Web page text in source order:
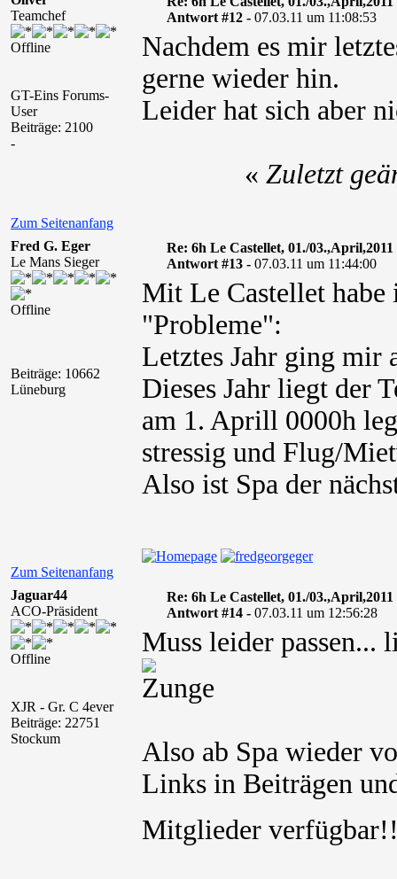
Teamchef
Offline
GT-Eins Forums-
User
Beiträge: 2100
-
Antwort #12 - 07.03.11 um 11:08:53
Nachdem es mir
gerne wieder hin.
Leider hat sich aber
Zum Seitenanfang
« Zuletzt
Fred G. Eger
Le Mans Sieger
Offline
Beiträge: 10662
Lüneburg
Re: 6h Le Castellet, 01./03.,April,2011
Antwort #13 - 07.03.11 um 11:44:00
Mit Le Castellet habe
"Probleme":
Letztes Jahr ging mir
Dieses Jahr liegt der
am 1. Aprill 0000h
stressig und Flug/
Also ist Spa der
Zum Seitenanfang
Jaguar44
ACO-Präsident
Offline
XJR - Gr. C 4ever
Beiträge: 22751
Stockum
Re: 6h Le Castellet, 01./03.,April,2011
Antwort #14 - 07.03.11 um 12:56:28
Muss leider passen...
Also ab Spa wieder
Links in Beiträgen
Mitglieder